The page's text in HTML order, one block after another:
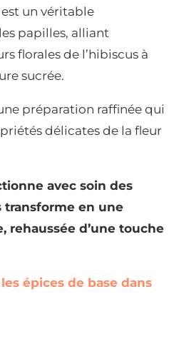
un véritable
papilles, alliant
florales de l’hibiscus à
sucrée.
préparation raffinée qui
délicates de la fleur
avec soin des
transforme en une
rehaussée d’une touche
les épices de base dans